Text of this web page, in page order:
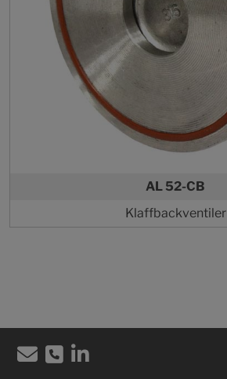
AL 52-CB
Klaffbackventiler